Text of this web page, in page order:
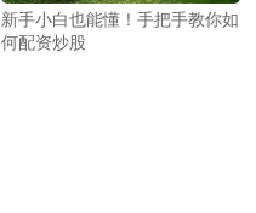
新手小白也能懂！手把手教你如
何配资炒股